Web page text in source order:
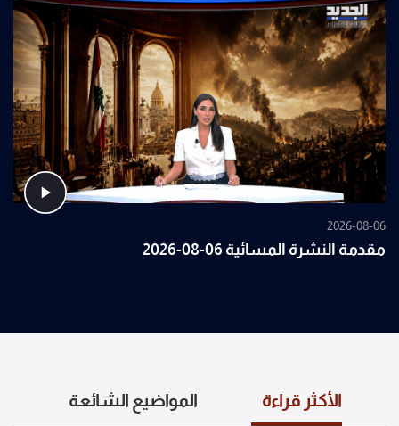
2026-08-06
مقدمة النشرة المسائية 06-08-2026
الأكثر قراءة المواضيع الشائعة